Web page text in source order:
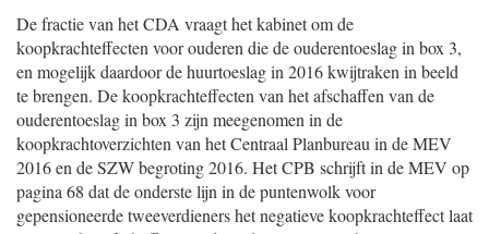
De fractie van het CDA vraagt het kabinet om de
koopkrachteffecten voor ouderen die de ouderentoeslag in box 3,
en mogelijk daardoor de huurtoeslag in 2016 kwijtraken in beeld
te brengen. De koopkrachteffecten van het afschaffen van de
ouderentoeslag in box 3 zijn meegenomen in de
koopkrachtoverzichten van het Centraal Planbureau in de MEV
2016 en de SZW begroting 2016. Het CPB schrijft in de MEV op
pagina 68 dat de onderste lijn in de puntenwolk voor
gepensioneerde tweeverdieners het negatieve koopkrachteffect laat